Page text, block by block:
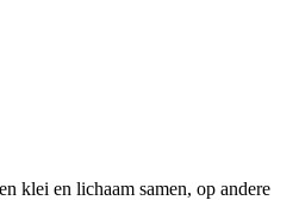
klei en lichaam samen, op andere